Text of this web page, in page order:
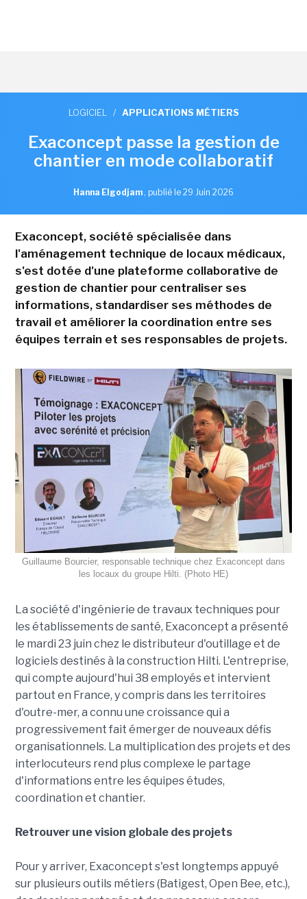
LOGICIEL / APPLICATIONS MÉTIERS
Exaconcept passe la gestion de
chantier en mode collaboratif
Hanna Elgodjam , publié le 29 Juin 2026
Exaconcept, société spécialisée dans
l'aménagement technique de locaux médicaux,
s'est dotée d'une plateforme collaborative de
gestion de chantier pour centraliser ses
informations, standardiser ses méthodes de
travail et améliorer la coordination entre ses
équipes terrain et ses responsables de projets.
Guillaume Bourcier, responsable technique chez Exaconcept dans
les locaux du groupe Hilti. (Photo HE)
La société d'ingénierie de travaux techniques pour
les établissements de santé, Exaconcept a présenté
le mardi 23 juin chez le distributeur d'outillage et de
logiciels destinés à la construction Hilti. L'entreprise,
qui compte aujourd'hui 38 employés et intervient
partout en France, y compris dans les territoires
d'outre-mer, a connu une croissance qui a
progressivement fait émerger de nouveaux défis
organisationnels. La multiplication des projets et des
interlocuteurs rend plus complexe le partage
d'informations entre les équipes études,
coordination et chantier.
Retrouver une vision globale des projets
Pour y arriver, Exaconcept s'est longtemps appuyé
sur plusieurs outils métiers (Batigest, Open Bee, etc.),